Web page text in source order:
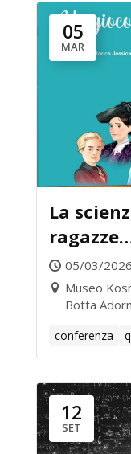
05
MAR
La
05/03/
Museo
Botta
conferenza
12
SET